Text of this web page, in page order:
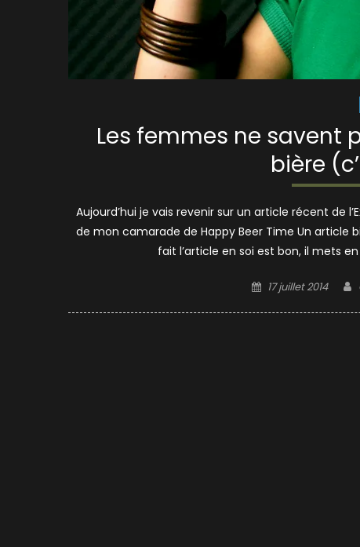
Les femmes ne savent
bière
Aujourd’hui je vais revenir sur un article récent de
de mon camarade de Happy Beer Time Un article
fait l’article en soi est bon, il mets
Posted
17 juillet 2014